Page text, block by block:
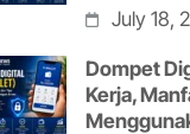
July 18,
Dompet
Kerja,